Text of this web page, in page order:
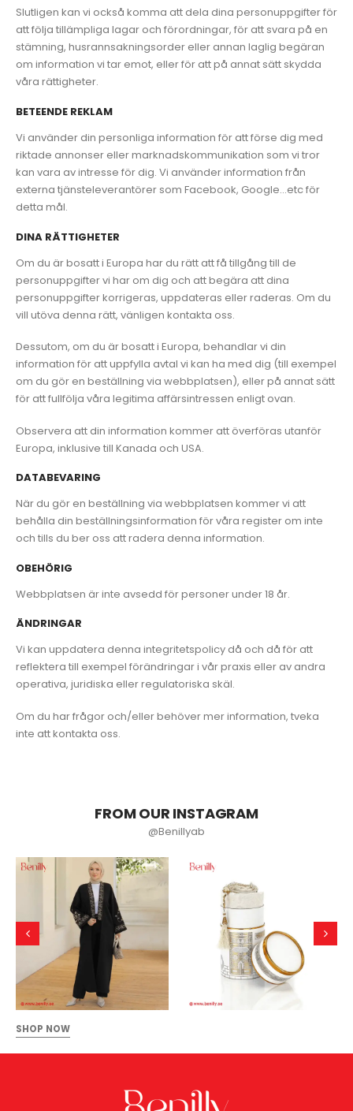
Slutligen kan vi också komma att dela dina personuppgifter för
att följa tillämpliga lagar och förordningar, för att svara på en
stämning, husrannsakningsorder eller annan laglig begäran
om information vi tar emot, eller för att på annat sätt skydda
våra rättigheter.
BETEENDE REKLAM
Vi använder din personliga information för att förse dig med
riktade annonser eller marknadskommunikation som vi tror
kan vara av intresse för dig. Vi använder information från
externa tjänsteleverantörer som Facebook, Google…etc för
detta mål.
DINA RÄTTIGHETER
Om du är bosatt i Europa har du rätt att få tillgång till de
personuppgifter vi har om dig och att begära att dina
personuppgifter korrigeras, uppdateras eller raderas. Om du
vill utöva denna rätt, vänligen kontakta oss.
Dessutom, om du är bosatt i Europa, behandlar vi din
information för att uppfylla avtal vi kan ha med dig (till exempel
om du gör en beställning via webbplatsen), eller på annat sätt
för att fullfölja våra legitima affärsintressen enligt ovan.
Observera att din information kommer att överföras utanför
Europa, inklusive till Kanada och USA.
DATABEVARING
När du gör en beställning via webbplatsen kommer vi att
behålla din beställningsinformation för våra register om inte
och tills du ber oss att radera denna information.
OBEHÖRIG
Webbplatsen är inte avsedd för personer under 18 år.
ÄNDRINGAR
Vi kan uppdatera denna integritetspolicy då och då för att
reflektera till exempel förändringar i vår praxis eller av andra
operativa, juridiska eller regulatoriska skäl.
Om du har frågor och/eller behöver mer information, tveka
inte att kontakta oss.
FROM OUR INSTAGRAM
@Benillyab
SHOP NOW